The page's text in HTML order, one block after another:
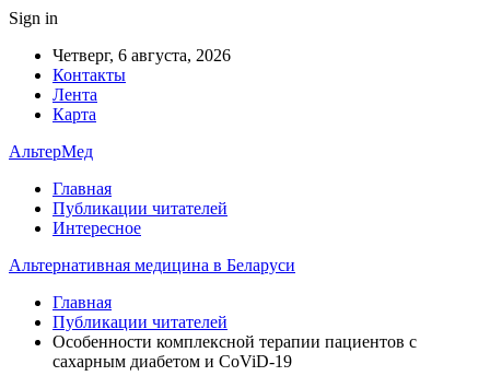
Sign in
Четверг, 6 августа, 2026
Контакты
Лента
Карта
АльтерМед
Главная
Публикации читателей
Интересное
Альтернативная медицина в Беларуси
Главная
Публикации читателей
Особенности комплексной терапии пациентов с
сахарным диабетом и CoViD-19